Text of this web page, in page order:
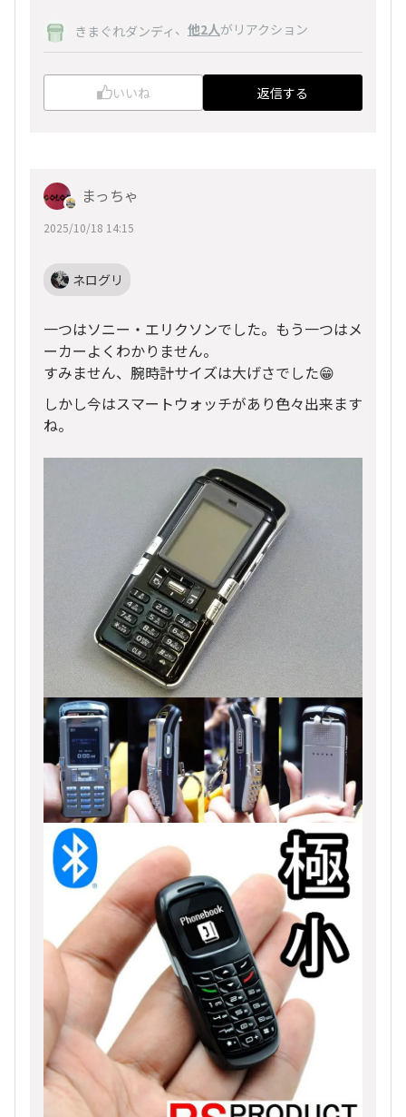
きまぐれダンディ 、 他2人がリアクション
いいね 返信する
まっちゃ
2025/10/18 14:15
ネログリ
一つはソニー・エリクソンでした。もう一つはメ
ーカーよくわかりません。
すみません、腕時計サイズは大げさでした😁
しかし今はスマートウォッチがあり色々出来ます
ね。